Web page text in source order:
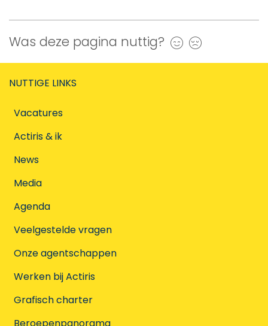
Was deze pagina nuttig? Ja
NUTTIGE LINKS
Vacatures
Actiris & ik
News
Media
Agenda
Veelgestelde vragen
Onze agentschappen
Werken bij Actiris
Grafisch charter